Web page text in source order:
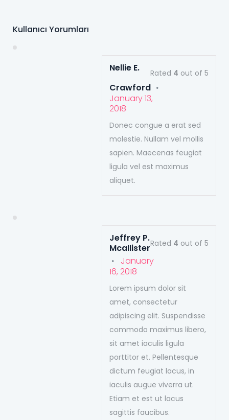
Kullanıcı Yorumları
Rated 4 out of 5
Nellie E.
Crawford .
January 13,
2018
Donec congue a erat sed
molestie. Nullam vel mollis
sapien. Maecenas feugiat
ligula vel est maximus
aliquet.
Rated 4 out of 5
Jeffrey P.
Mcallister
.
January
16, 2018
Lorem ipsum dolor sit
amet, consectetur
adipiscing elit. Suspendisse
commodo maximus libero,
sit amet iaculis ligula
porttitor et. Pellentesque
dictum feugiat lacus, in
iaculis augue viverra ut.
Etiam et est ut lacus
sagittis faucibus.